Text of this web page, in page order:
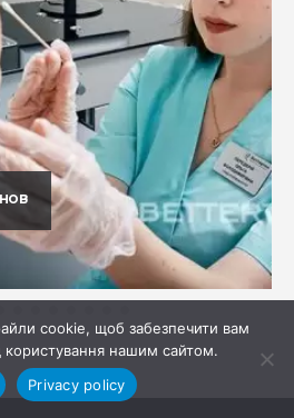
cookie, щоб забезпечити вам
користування нашим сайтом.
Privacy policy